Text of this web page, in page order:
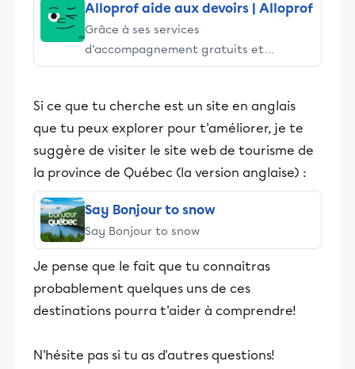
Alloprof aide aux devoirs | Alloprof
Grâce à ses services
d’accompagnement gratuits et
stimulants, Alloprof engage les élèves
éducative.
Si ce que tu cherche est un site en anglais
que tu peux explorer pour t'améliorer, je te
suggère de visiter le site web de tourisme de
la province de Québec (la version anglaise) :
Say Bonjour to snow
Say Bonjour to snow
Je pense que le fait que tu connaitras
probablement quelques uns de ces
destinations pourra t'aider à comprendre!
N'hésite pas si tu as d'autres questions!